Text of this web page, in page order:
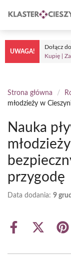
do
treści
UWAGA!
Dołącz
Kupię |
Strona główna /
młodzieży w
Nauka
przygodę
Data dodania: 9
Share
Share
(Twitter)